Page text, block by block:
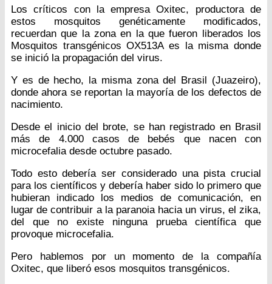
Los críticos con la empresa Oxitec, productora de
estos mosquitos genéticamente modificados,
recuerdan que la zona en la que fueron liberados los
Mosquitos transgénicos OX513A es la misma donde
se inició la propagación del virus.
Y es de hecho, la misma zona del Brasil (Juazeiro),
donde ahora se reportan la mayoría de los defectos de
nacimiento.
Desde el inicio del brote, se han registrado en Brasil
más de 4.000 casos de bebés que nacen con
microcefalia desde octubre pasado.
Todo esto debería ser considerado una pista crucial
para los científicos y debería haber sido lo primero que
hubieran indicado los medios de comunicación, en
lugar de contribuir a la paranoia hacia un virus, el zika,
del que no existe ninguna prueba científica que
provoque microcefalia.
Pero hablemos por un momento de la compañía
Oxitec, que liberó esos mosquitos transgénicos.